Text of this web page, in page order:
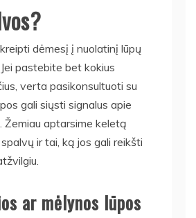
dėmesį į nuolatinį lūpų
pastebite bet kokius
verta pasikonsultuoti su
gali siųsti signalus apie
Žemiau aptarsime keletą
ir tai, ką jos gali reikšti
ar mėlynos lūpos